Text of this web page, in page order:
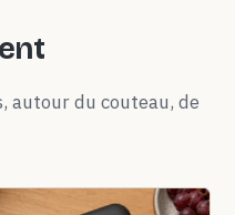
autour du couteau, de